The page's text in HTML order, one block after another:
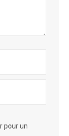
pour un